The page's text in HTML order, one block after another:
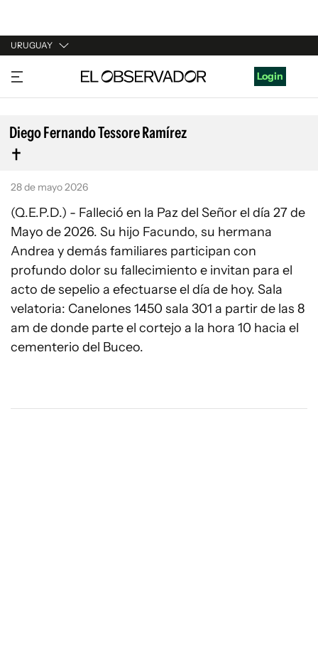
URUGUAY
URUGUAY
ARGENTINA
ESPAÑA
ESTADOS UNIDOS
Login
Diego Fernando Tessore Ramírez
28 de mayo 2026
(Q.E.P.D.) - Falleció en la Paz del Señor el día 27 de
Mayo de 2026. Su hijo Facundo, su hermana
Andrea y demás familiares participan con
profundo dolor su fallecimiento e invitan para el
acto de sepelio a efectuarse el día de hoy. Sala
velatoria: Canelones 1450 sala 301 a partir de las 8
am de donde parte el cortejo a la hora 10 hacia el
cementerio del Buceo.